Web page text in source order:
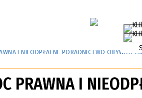
I NIEODPŁATNE PORADNICTWO
PRAWNA I